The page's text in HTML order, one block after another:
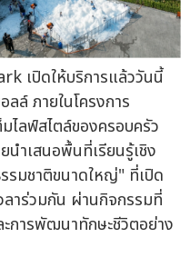
เปิดให้บริการแล้ววันนี้
ล์ ภายในโครงการ
ลฟ์สไตล์ของครอบครัว
ำเสนอพื้นที่เรียนรู้เชิง
รมชาติขนาดใหญ่" ที่เปิด
ลาร่วมกัน ผ่านกิจกรรมที่
การพัฒนาทักษะชีวิตอย่าง